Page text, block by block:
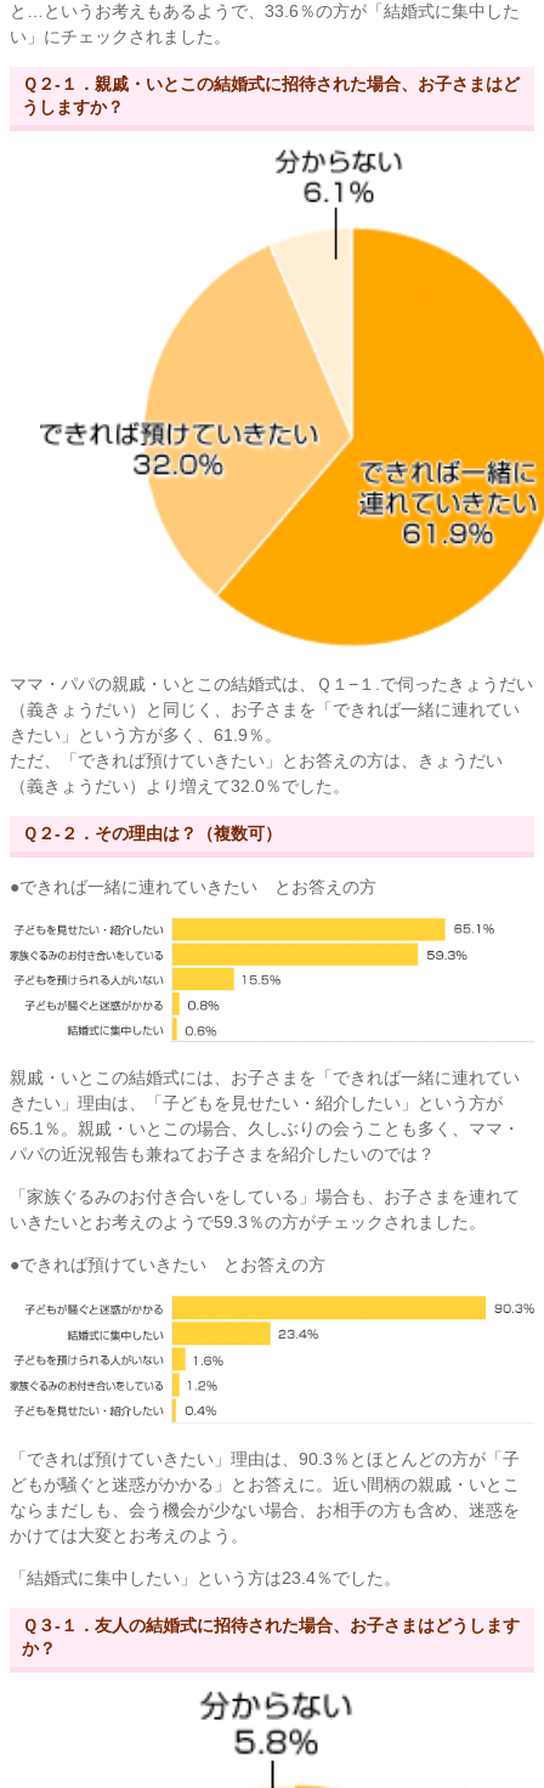
と…というお考えもあるようで、33.6％の方が「結婚式に集中した
い」にチェックされました。
Ｑ２-１．親戚・いとこの結婚式に招待された場合、お子さまはど
うしますか？
ママ・パパの親戚・いとこの結婚式は、Ｑ１−１.で伺ったきょうだい
（義きょうだい）と同じく、お子さまを「できれば一緒に連れてい
きたい」という方が多く、61.9％。
ただ、「できれば預けていきたい」とお答えの方は、きょうだい
（義きょうだい）より増えて32.0％でした。
Ｑ２-２．その理由は？（複数可）
●できれば一緒に連れていきたい とお答えの方
親戚・いとこの結婚式には、お子さまを「できれば一緒に連れてい
きたい」理由は、「子どもを見せたい・紹介したい」という方が
65.1％。親戚・いとこの場合、久しぶりの会うことも多く、ママ・
パパの近況報告も兼ねてお子さまを紹介したいのでは？
「家族ぐるみのお付き合いをしている」場合も、お子さまを連れて
いきたいとお考えのようで59.3％の方がチェックされました。
●できれば預けていきたい とお答えの方
「できれば預けていきたい」理由は、90.3％とほとんどの方が「子
どもが騒ぐと迷惑がかかる」とお答えに。近い間柄の親戚・いとこ
ならまだしも、会う機会が少ない場合、お相手の方も含め、迷惑を
かけては大変とお考えのよう。
「結婚式に集中したい」という方は23.4％でした。
Ｑ３-１．友人の結婚式に招待された場合、お子さまはどうします
か？